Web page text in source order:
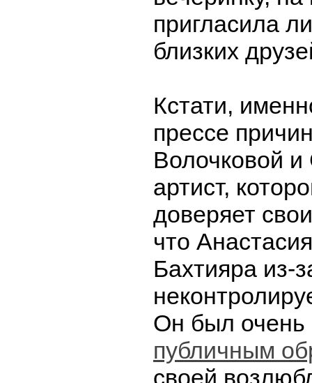
пригласила
близких
Кстати,
прессе
Волочковой
артист,
доверяет
что
Бахтияра из-
Он был очень
публичным
своей